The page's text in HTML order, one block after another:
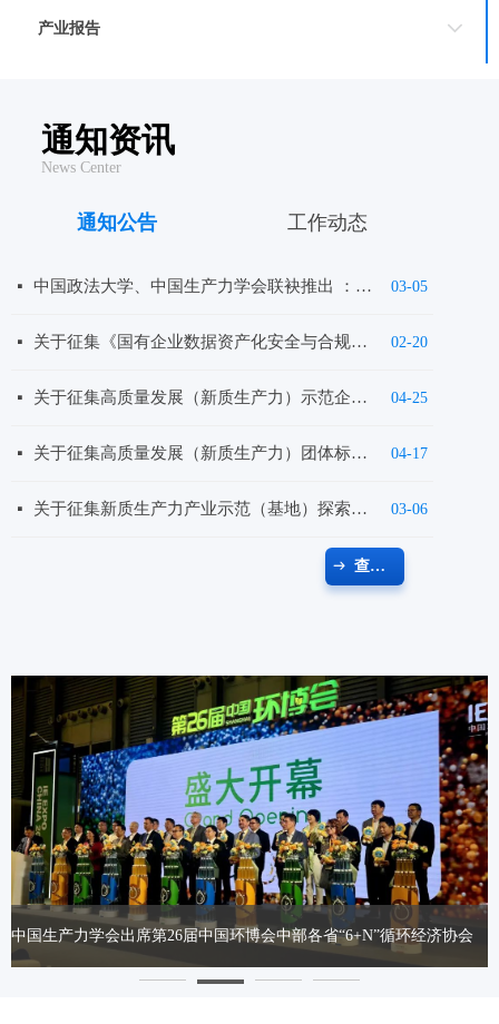
产业报告
通知公告 工作动态
03-05
넷 中国政法大学、中国生产力学会联袂推出 ：法学高级专业人才同等学力研修班
02-20
넷 关于征集《国有企业数据资产化安全与合规要求》、《数据资产及数据可信空间建设从业人员能力水平评价规范》团体标准起草单位的通知
04-25
넷 关于征集高质量发展（新质生产力）示范企业暨开展“高质量发展大讲堂”进企业的通知
04-17
넷 关于征集高质量发展（新质生产力）团体标准项目的通知
03-06
넷 关于征集新质生产力产业示范（基地）探索与实践课题研究单位的通知
ꁹ 查看更多
中国生产力学会出席第26届中国环博会中部各省“6+N”循环经济协会
通知资讯
News Center